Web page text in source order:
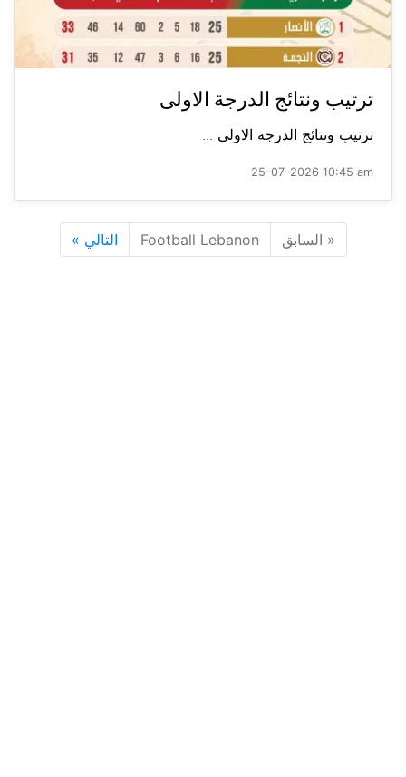
ترتيب ونتائج الدرجة الاولى
ترتيب ونتائج الدرجة الاولى ...
25-07-2026 10:45 am
« السابق Football Lebanon التالي »